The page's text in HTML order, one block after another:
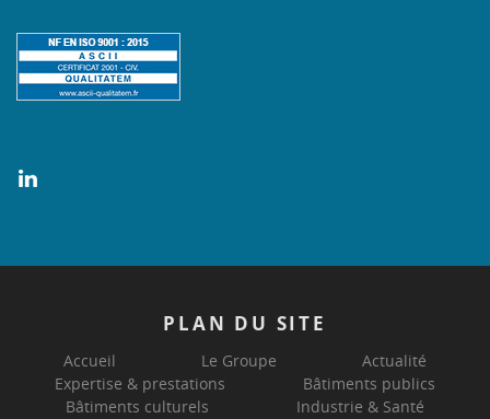
PLAN DU SITE
Accueil Le Groupe
Actualité
Expertise & prestations
Bâtiments publics
Bâtiments culturels
Industrie & Santé